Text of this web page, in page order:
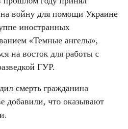
войну для помощи Украине
иностранных
«Темные ангелы»,
на восток для работы с
ГУР.
смерть гражданина
добавили, что оказывают